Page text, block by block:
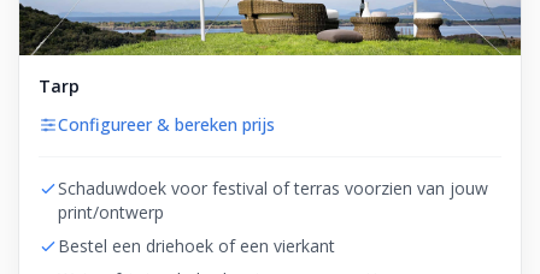
Tarp
Configureer & bereken prijs
Schaduwdoek voor festival of terras voorzien van jouw
print/ontwerp
Bestel een driehoek of een vierkant